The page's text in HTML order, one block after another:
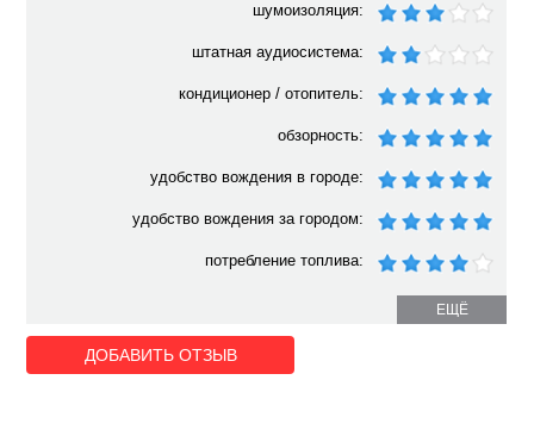
шумоизоляция:
штатная аудиосистема:
кондиционер / отопитель:
обзорность:
удобство вождения в городе:
удобство вождения за городом:
потребление топлива:
ЕЩЁ
ДОБАВИТЬ ОТЗЫВ